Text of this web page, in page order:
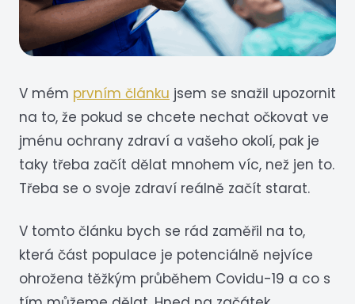
V mém prvním článku jsem se snažil upozornit
na to, že pokud se chcete nechat očkovat ve
jménu ochrany zdraví a vašeho okolí, pak je
taky třeba začít dělat mnohem víc, než jen to.
Třeba se o svoje zdraví reálně začít starat.
V tomto článku bych se rád zaměřil na to,
která část populace je potenciálně nejvíce
ohrožena těžkým průběhem Covidu-19 a co s